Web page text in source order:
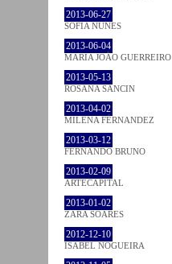
2013-06-27
SOFIA NUNES
2013-06-04
MARIA JOÃO GUERREIRO
2013-05-13
ROSANA SANCIN
2013-04-02
MILENA FÉRNANDEZ
2013-03-12
FERNANDO BRUNO
2013-02-09
ARTECAPITAL
2013-01-02
ZARA SOARES
2012-12-10
ISABEL NOGUEIRA